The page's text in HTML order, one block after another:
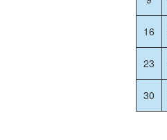
16
23
30